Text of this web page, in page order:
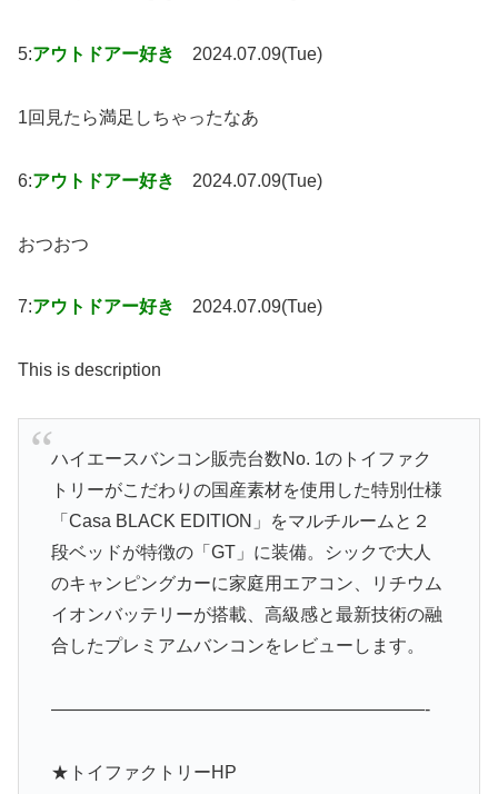
5:アウトドアー好き 2024.07.09(Tue)
1回見たら満足しちゃったなあ
6:アウトドアー好き 2024.07.09(Tue)
おつおつ
7:アウトドアー好き 2024.07.09(Tue)
This is description
ハイエースバンコン販売台数No. 1のトイファク
トリーがこだわりの国産素材を使用した特別仕様
「Casa BLACK EDITION」をマルチルームと２
段ベッドが特徴の「GT」に装備。シックで大人
のキャンピングカーに家庭用エアコン、リチウム
イオンバッテリーが搭載、高級感と最新技術の融
合したプレミアムバンコンをレビューします。
—————————————————————-
★トイファクトリーHP